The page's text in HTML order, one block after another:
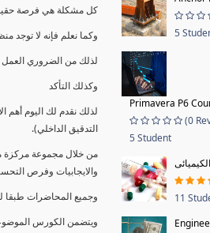
كل مشكلة هي فرصة
وكما نعلم فإنه لا توجد
لذلك من الضروري العمل
وكذلك التأكد
لذلك نقدم لك اليوم
التدقيق الداخلي).
من خلال مجموعة مركزة
والايجابيات وفرص
وجميع المحاضرات طبقا
ويتضمن الكورس
5
Primavera P6
(0
5 Student
11